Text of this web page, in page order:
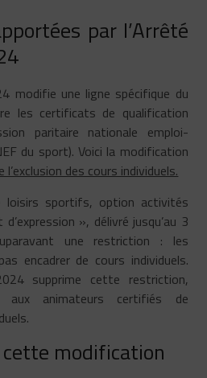
par l’Arrêté
modifie une ligne spécifique du
les certificats de qualification
paritaire nationale emploi-
du sport). Voici la modification
l’exclusion des cours individuels.
loisirs sportifs, option activités
», délivré jusqu’au 3
une restriction : les
encadrer de cours individuels.
supprime cette restriction,
aux animateurs certifiés de
modification